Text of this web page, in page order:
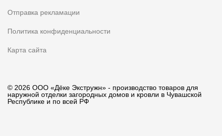
Отправка рекламации
Политика конфиденциальности
Карта сайта
© 2026 ООО «Дёке Экстружн» - производство товаров для
наружной отделки загородных домов и кровли в Чувашской
Республике и по всей РФ